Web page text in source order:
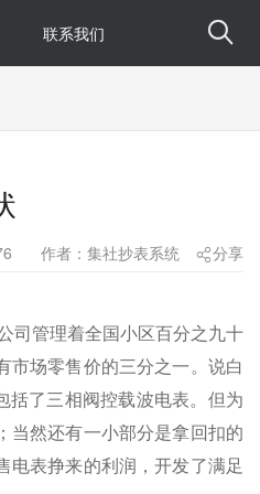

联系我们
作者：集社抄表系统 分享
司管理着全国小区百分之九十
市场零售价的三分之一。说白
括了三相阀控载波电表。但为
当然还有一小部分是拿回扣的
电表挣来的利润，开发了满足